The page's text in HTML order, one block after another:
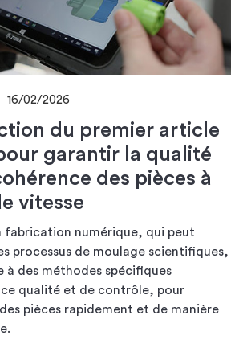
16/02/2026
du premier article
garantir la qualité
des pièces à
vitesse
fabrication numérique, qui peut
processus de moulage scientifiques,
à des méthodes spécifiques
qualité et de contrôle, pour
pièces rapidement et de manière